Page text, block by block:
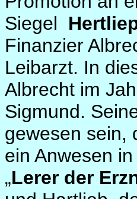
Siegel
Finanzier
Leibarzt. In
Albrecht im
Sigmund.
gewesen sein,
ein Anwesen
„Lerer der